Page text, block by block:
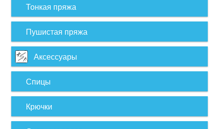
Тонкая пряжа
Пушистая пряжа
Аксессуары
Спицы
Крючки